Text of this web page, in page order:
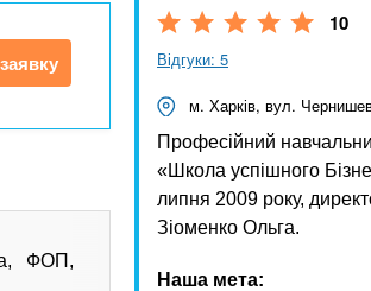
ФОП,
10
Відгуки: 5
м. Харків, вул.
Професійний
«Школа успішного
липня 2009 року,
Зіоменко Ольга.
Наша мета: